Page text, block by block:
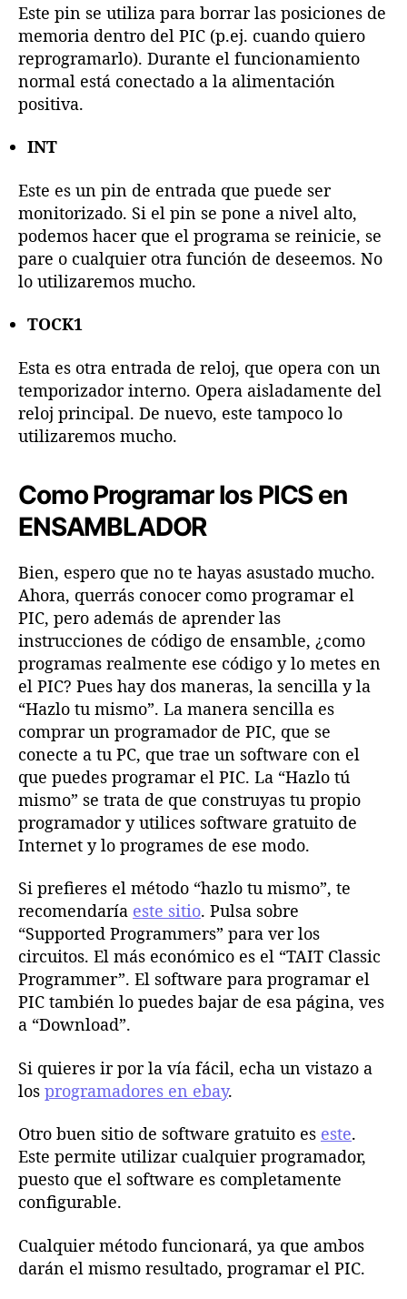
Este pin se utiliza para borrar las posiciones de
memoria dentro del PIC (p.ej. cuando quiero
reprogramarlo). Durante el funcionamiento
normal está conectado a la alimentación
positiva.
INT
Este es un pin de entrada que puede ser
monitorizado. Si el pin se pone a nivel alto,
podemos hacer que el programa se reinicie, se
pare o cualquier otra función de deseemos. No
lo utilizaremos mucho.
TOCK1
Esta es otra entrada de reloj, que opera con un
temporizador interno. Opera aisladamente del
reloj principal. De nuevo, este tampoco lo
utilizaremos mucho.
Como Programar los PICS en
ENSAMBLADOR
Bien, espero que no te hayas asustado mucho.
Ahora, querrás conocer como programar el
PIC, pero además de aprender las
instrucciones de código de ensamble, ¿como
programas realmente ese código y lo metes en
el PIC? Pues hay dos maneras, la sencilla y la
“Hazlo tu mismo”. La manera sencilla es
comprar un programador de PIC, que se
conecte a tu PC, que trae un software con el
que puedes programar el PIC. La “Hazlo tú
mismo” se trata de que construyas tu propio
programador y utilices software gratuito de
Internet y lo programes de ese modo.
Si prefieres el método “hazlo tu mismo”, te
recomendaría este sitio. Pulsa sobre
“Supported Programmers” para ver los
circuitos. El más económico es el “TAIT Classic
Programmer”. El software para programar el
PIC también lo puedes bajar de esa página, ves
a “Download”.
Si quieres ir por la vía fácil, echa un vistazo a
los programadores en ebay.
Otro buen sitio de software gratuito es este.
Este permite utilizar cualquier programador,
puesto que el software es completamente
configurable.
Cualquier método funcionará, ya que ambos
darán el mismo resultado, programar el PIC.